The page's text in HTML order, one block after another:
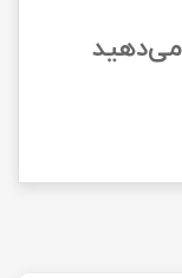
می‌دهید